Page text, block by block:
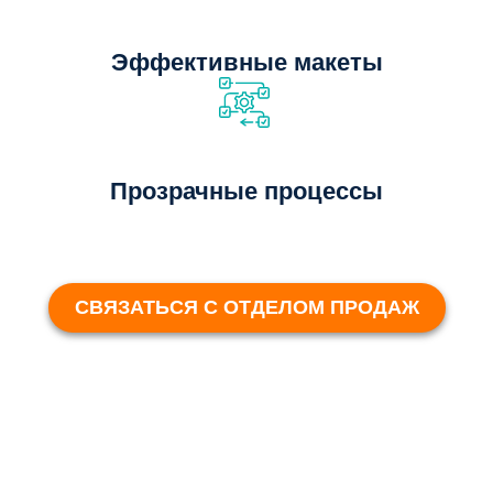
Эффективные макеты
Прозрачные процессы
СВЯЗАТЬСЯ С ОТДЕЛОМ ПРОДАЖ